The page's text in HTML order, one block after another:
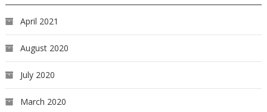
April 2021
August 2020
July 2020
March 2020